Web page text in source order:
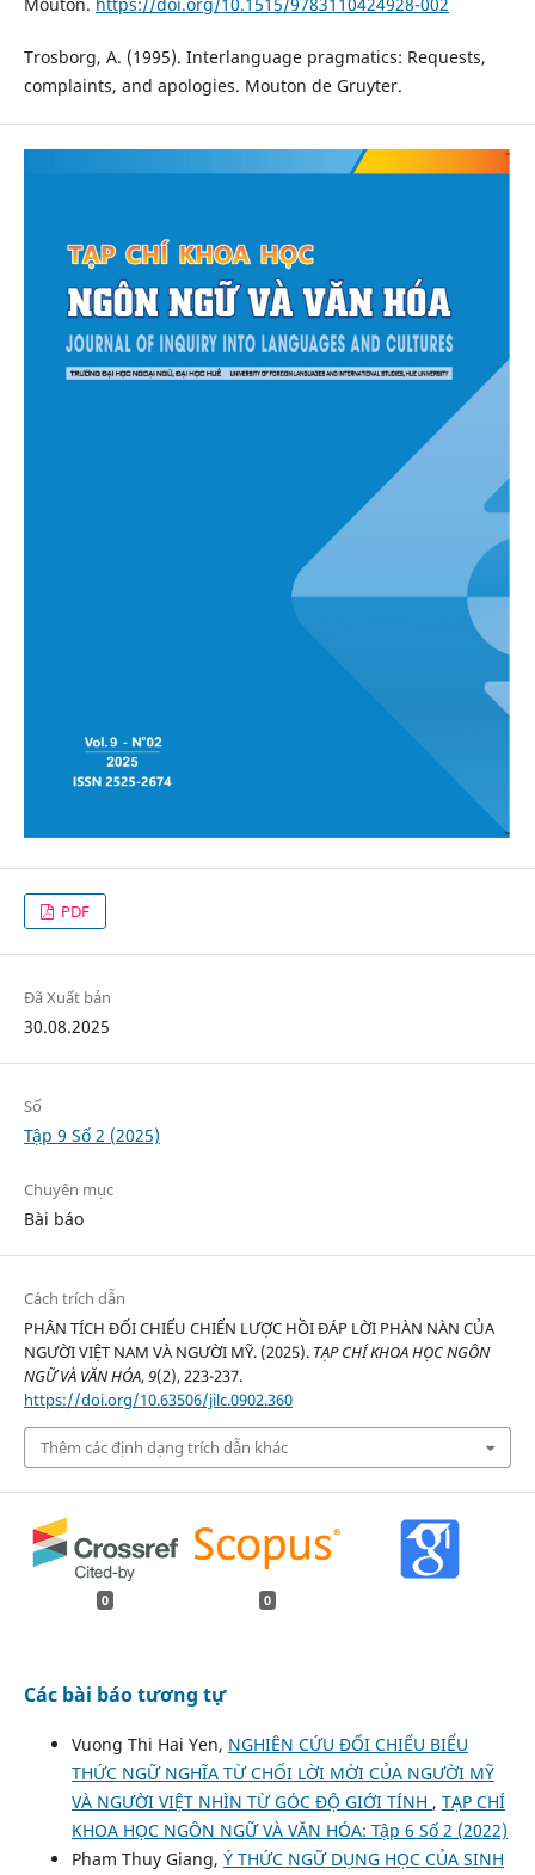
Mouton. https://doi.org/10.1515/9783110424928-002
Trosborg, A. (1995). Interlanguage pragmatics: Requests,
complaints, and apologies. Mouton de Gruyter.
PDF
Đã Xuất bản
30.08.2025
Số
Tập 9 Số 2 (2025)
Chuyên mục
Bài báo
Cách trích dẫn
PHÂN TÍCH ĐỐI CHIẾU CHIẾN LƯỢC HỒI ĐÁP LỜI PHÀN NÀN CỦA
NGƯỜI VIỆT NAM VÀ NGƯỜI MỸ. (2025). TẠP CHÍ KHOA HỌC NGÔN
NGỮ VÀ VĂN HÓA, 9(2), 223-237.
https://doi.org/10.63506/jilc.0902.360
Thêm các định dạng trích dẫn khác
0 0
Các bài báo tương tự
Vuong Thi Hai Yen, NGHIÊN CỨU ĐỐI CHIẾU BIỂU
THỨC NGỮ NGHĨA TỪ CHỐI LỜI MỜI CỦA NGƯỜI MỸ
VÀ NGƯỜI VIỆT NHÌN TỪ GÓC ĐỘ GIỚI TÍNH , TẠP CHÍ
KHOA HỌC NGÔN NGỮ VÀ VĂN HÓA: Tập 6 Số 2 (2022)
Pham Thuy Giang, Ý THỨC NGỮ DỤNG HỌC CỦA SINH